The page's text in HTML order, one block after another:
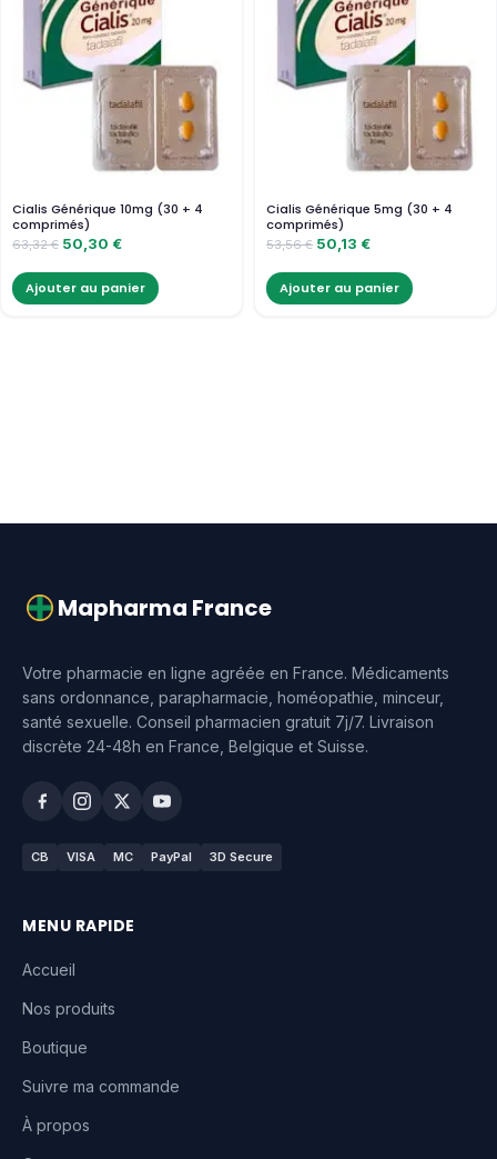
Cialis Générique 10mg (30 + 4
comprimés)
63,32€ 50,30 €
Ajouter au panier
Cialis Générique 5mg (30 + 4
comprimés)
53,56€ 50,13 €
Ajouter au panier
Mapharma France
Votre pharmacie en ligne agréée en France. Médicaments
sans ordonnance, parapharmacie, homéopathie, minceur,
santé sexuelle. Conseil pharmacien gratuit 7j/7. Livraison
discrète 24-48h en France, Belgique et Suisse.
CB VISA MC PayPal 3D Secure
MENU RAPIDE
Accueil
Nos produits
Boutique
Suivre ma commande
À propos